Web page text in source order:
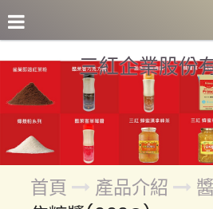
三紅企業股份
首頁 產品介紹